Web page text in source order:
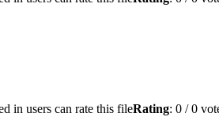
in users can rate this fileRating: 0 / 0